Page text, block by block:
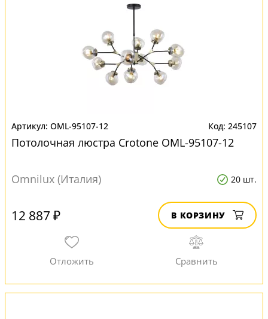
OML-95107-12 245107
Потолочная люстра Crotone OML-95107-12
Omnilux (Италия) 20 шт.
12 887 ₽ В КОРЗИНУ